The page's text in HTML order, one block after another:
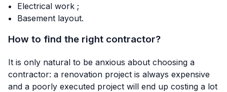
Electrical work ;
Basement layout.
How to find the right contractor?
It is only natural to be anxious about choosing a
contractor: a renovation project is always expensive
and a poorly executed project will end up costing a lot